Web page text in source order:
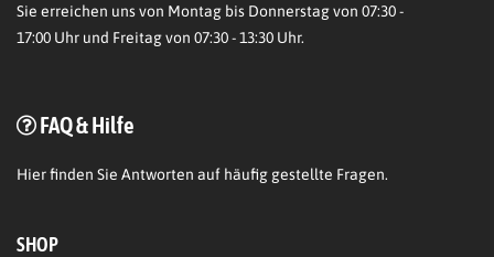
Sie erreichen uns von Montag bis Donnerstag von 07:30 -
17:00 Uhr und Freitag von 07:30 - 13:30 Uhr.
FAQ & Hilfe
Hierfinden Sie Antworten auf häufig gestellte Fragen.
SHOP